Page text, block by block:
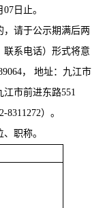
日止。
，请于公示期满后两
联系电话）形式将意
， 地址：九江市
市前进东路551
）。
职称。